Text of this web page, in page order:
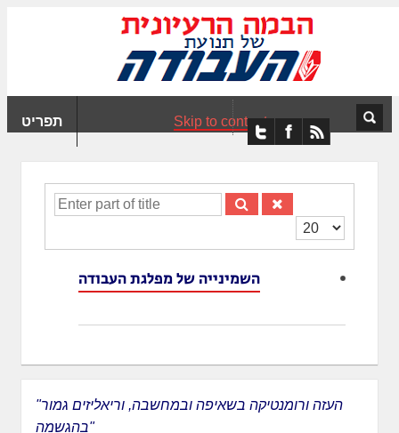
תפריט Skip to content
Enter
of
הצגת
#
השמינייה של מפלגת העבודה
"העזה ורומנטיקה בשאיפה ובמחשבה, וריאליזים גמור
בהגשמה"